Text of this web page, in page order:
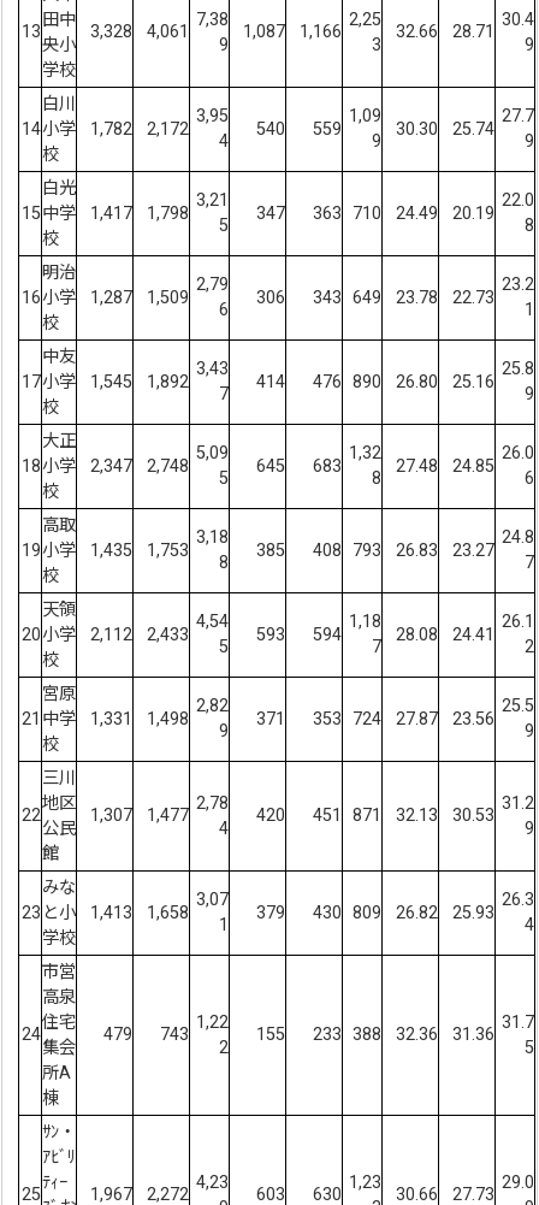
13
田中
央小
学校
3,328 4,061
7,38
9
1,087 1,166
2,25
3
32.66 28.71
30.4
9
14
白川
小学
校
1,782 2,172
3,95
4
540 559
1,09
9
30.30 25.74
27.7
9
15
白光
中学
校
1,417 1,798
3,21
5
347 363 710 24.49 20.19
22.0
8
16
明治
小学
校
1,287 1,509
2,79
6
306 343 649 23.78 22.73
23.2
1
17
中友
小学
校
1,545 1,892
3,43
7
414 476 890 26.80 25.16
25.8
9
18
大正
小学
校
2,347 2,748
5,09
5
645 683
1,32
8
27.48 24.85
26.0
6
19
高取
小学
校
1,435 1,753
3,18
8
385 408 793 26.83 23.27
24.8
7
20
天領
小学
校
2,112 2,433
4,54
5
593 594
1,18
7
28.08 24.41
26.1
2
21
宮原
中学
校
1,331 1,498
2,82
9
371 353 724 27.87 23.56
25.5
9
22
三川
地区
公民
館
1,307 1,477
2,78
4
420 451 871 32.13 30.53
31.2
9
23
みな
と小
学校
1,413 1,658
3,07
1
379 430 809 26.82 25.93
26.3
4
24
市営
高泉
住宅
集会
所A
棟
479 743
1,22
2
155 233 388 32.36 31.36
31.7
5
25
ｻﾝ・
ｱﾋﾞﾘ
ﾃｨｰ
1,967 2,272
4,23
603 630
1,23
30.66 27.73
29.0